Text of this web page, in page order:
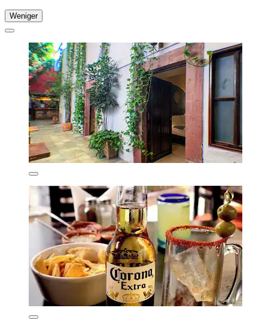
Weniger